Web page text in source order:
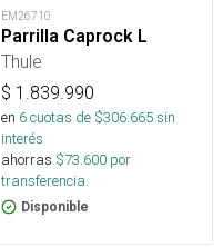
EM26710
Parrilla Caprock L
Thule
$ 1.839.990
en 6cuotas de $306.665sin
interés
ahorras $73.600 por
transferencia.
Disponible